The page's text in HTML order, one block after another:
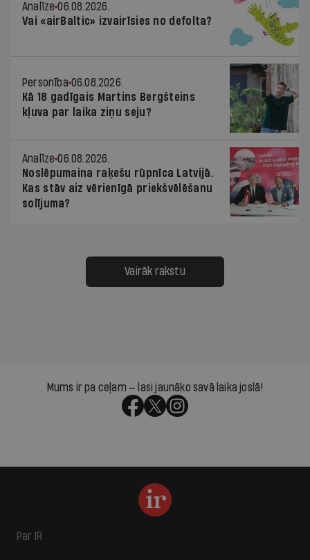
Analīze 06.08.2026.
Vai «airBaltic» izvairīsies no defolta?
Personība 06.08.2026.
Kā 18 gadīgais Martins Bergšteins
kļuva par laika ziņu seju?
Analīze 06.08.2026.
Noslēpumaina raķešu rūpnīca Latvijā.
Kas stāv aiz vērienīgā priekšvēlēšanu
solījuma?
Vairāk rakstu
Mums ir pa ceļam — lasi jaunāko savā laika joslā!
Par IR